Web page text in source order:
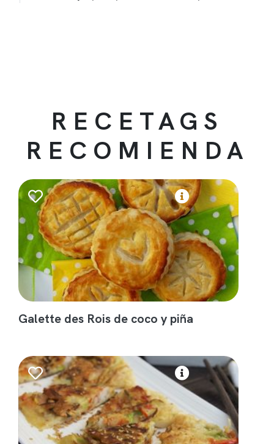
RECETAGS
RECOMIENDA
Galette des Rois de coco y piña